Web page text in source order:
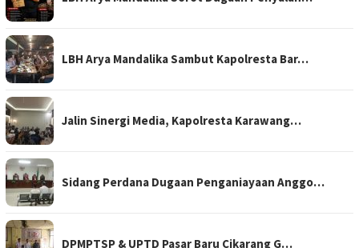
LBH Arya Mandalika Sambut Kapolresta Bar…
Jalin Sinergi Media, Kapolresta Karawang…
Sidang Perdana Dugaan Penganiayaan Anggo…
DPMPTSP & UPTD Pasar Baru Cikarang G…